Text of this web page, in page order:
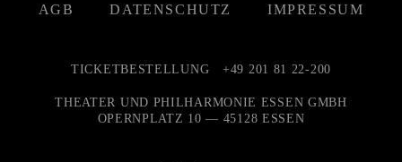
AGB DATENSCHUTZ IMPRESSUM
TICKETBESTELLUNG +49 201 81 22-200
THEATER UND PHILHARMONIE ESSEN GMBH
OPERNPLATZ 10 — 45128 ESSEN